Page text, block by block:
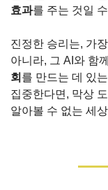
효과를 주는 것일
진정한 승리는, 가
아니라, 그 AI와 함
회 를 만드는 데 있
집중한다면, 막상
알아볼 수 없는 세